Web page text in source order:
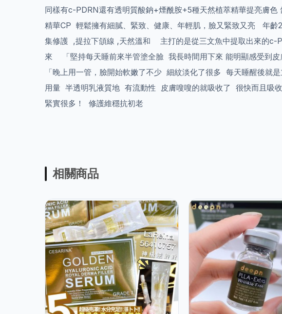
同樣有c-PDRN還有透明質酸鈉+煙酰胺+5種天然植萃精華提亮膚
精華CP 輕鬆擁有細膩、緊致、健康、年輕肌，臉又緊致又亮 年
集修護 ,提拉下頜線 ,天然溫和 主打的是從三文魚中提取出來的
來 「堅持每天睡前來半管塗全臉 我長時間用下來 能明顯感受到
「晚上用一管，臉開始軟嫩了不少 細紋淡化了很多 每天睡醒後
用量 半透明乳液質地 有流動性 皮膚嗖嗖的就吸收了 很快而且吸
緊實很多！ 修護維穩抗初老
相關商品